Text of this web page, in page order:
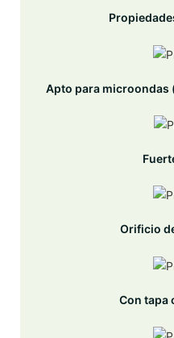
Apto para
Orificio
Con tapa